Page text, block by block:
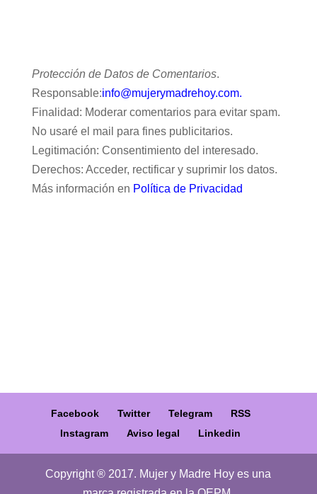
Protección de Datos de Comentarios.
Responsable:info@mujerymadrehoy.com.
Finalidad: Moderar comentarios para evitar spam.
No usaré el mail para fines publicitarios.
Legitimación: Consentimiento del interesado.
Derechos: Acceder, rectificar y suprimir los datos.
Más información en Política de Privacidad
Facebook Twitter Telegram
RSS
Instagram
Aviso legal Linkedin
Copyright ® 2017. Mujer y Madre Hoy es una